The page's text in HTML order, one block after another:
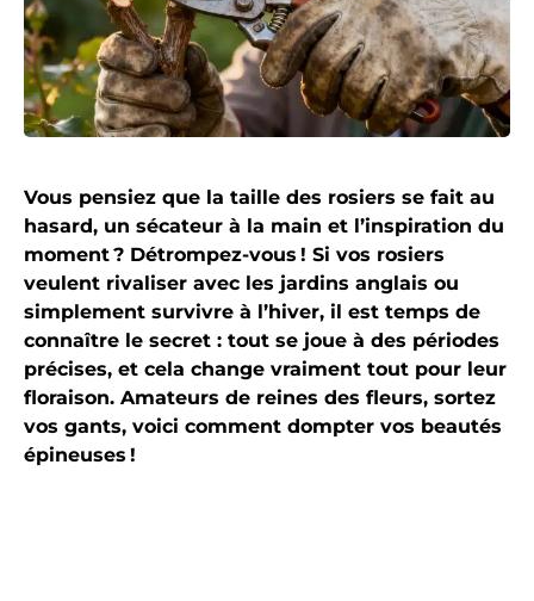
Vous pensiez que la taille des rosiers se fait au
hasard, un sécateur à la main et l’inspiration du
moment ? Détrompez-vous ! Si vos rosiers
veulent rivaliser avec les jardins anglais ou
simplement survivre à l’hiver, il est temps de
connaître le secret : tout se joue à des périodes
précises, et cela change vraiment tout pour leur
floraison. Amateurs de reines des fleurs, sortez
vos gants, voici comment dompter vos beautés
épineuses !